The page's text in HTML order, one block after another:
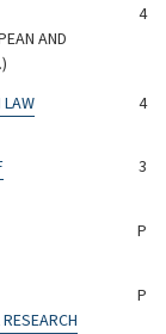
AND
4
LAW 4
3
P
P